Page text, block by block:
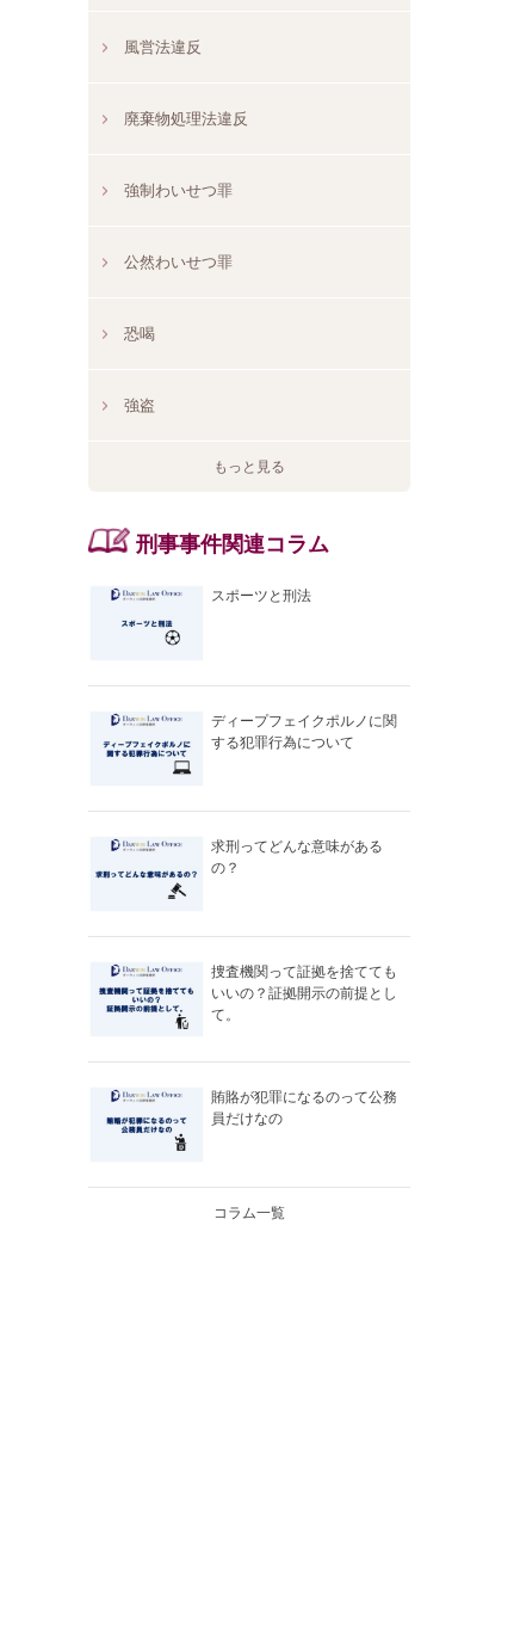
風営法違反
廃棄物処理法違反
強制わいせつ罪
公然わいせつ罪
恐喝
強盗
もっと見る
刑事事件関連コラム
スポーツと刑法
ディープフェイクポルノに関
する犯罪行為について
求刑ってどんな意味がある
の？
捜査機関って証拠を捨てても
いいの？証拠開示の前提とし
て。
賄賂が犯罪になるのって公務
員だけなの
コラム一覧